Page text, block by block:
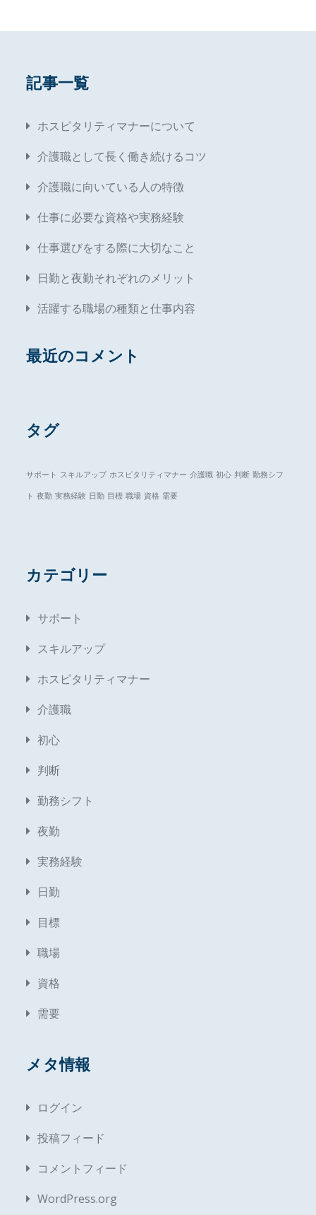
記事一覧
ホスピタリティマナーについて
介護職として長く働き続けるコツ
介護職に向いている人の特徴
仕事に必要な資格や実務経験
仕事選びをする際に大切なこと
日勤と夜勤それぞれのメリット
活躍する職場の種類と仕事内容
最近のコメント
タグ
サポート スキルアップ ホスピタリティマナー 介護職 初心 判断 勤務シフ
ト 夜勤 実務経験 日勤 目標 職場 資格 需要
カテゴリー
サポート
スキルアップ
ホスピタリティマナー
介護職
初心
判断
勤務シフト
夜勤
実務経験
日勤
目標
職場
資格
需要
メタ情報
ログイン
投稿フィード
コメントフィード
WordPress.org